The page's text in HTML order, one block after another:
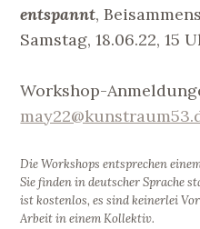
entspannt,
Samstag, 18.06.22, 15
Workshop-
Die Workshops entsprechen
Sie finden in deutscher Sprache
ist kostenlos, es sind keinerlei
Arbeit in einem Kollektiv.